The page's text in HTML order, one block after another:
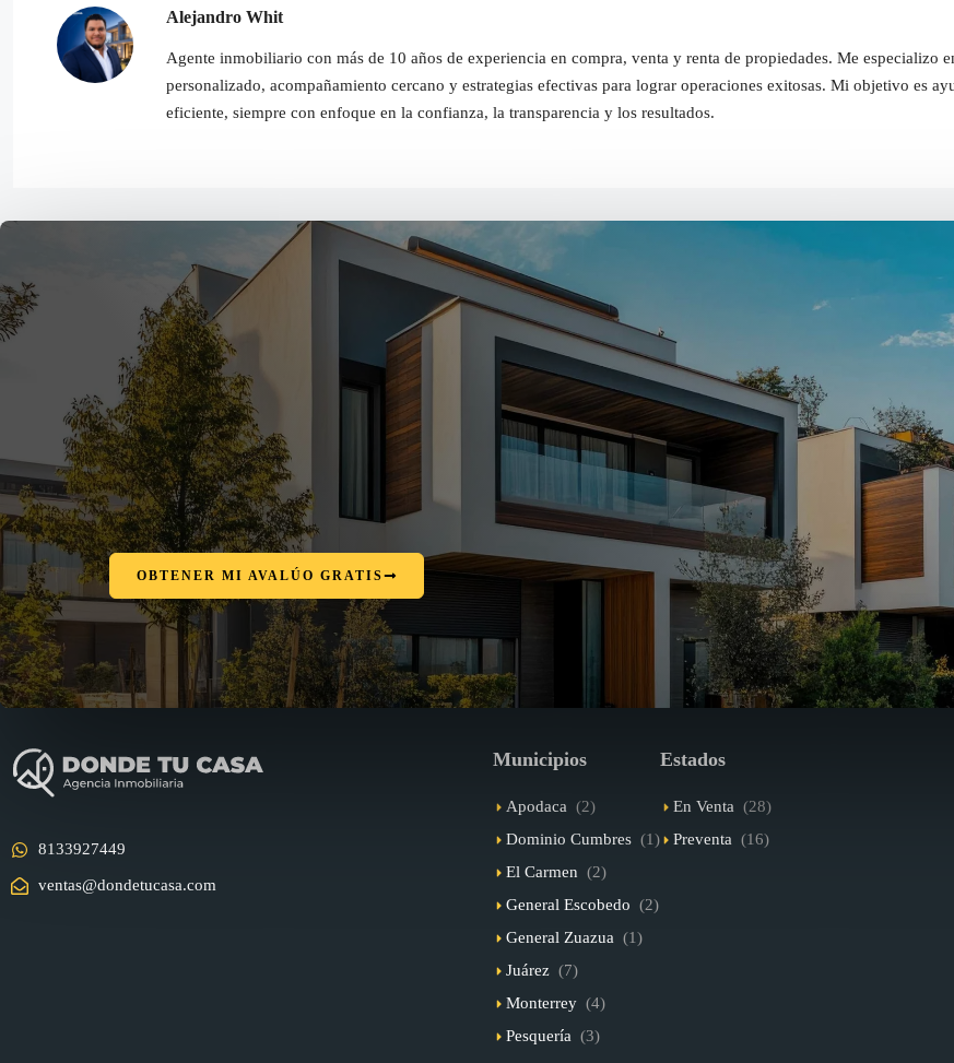
Alejandro Whit
Agente inmobiliario con más de 10 años de experiencia en compra, venta y renta de propiedades. Me
personalizado, acompañamiento cercano y estrategias efectivas para lograr operaciones exitosas. Mi objetivo es
eficiente, siempre con enfoque en la confianza, la transparencia y los resultados.
OBTENER MI AVALÚO GRATIS
8133927449
ventas@dondetucasa.com
Municipios
Apodaca (2)
Dominio Cumbres (1)
El Carmen (2)
General Escobedo (2)
General Zuazua (1)
Juárez (7)
Monterrey (4)
Pesquería (3)
Estados
En Venta (28)
Preventa (16)